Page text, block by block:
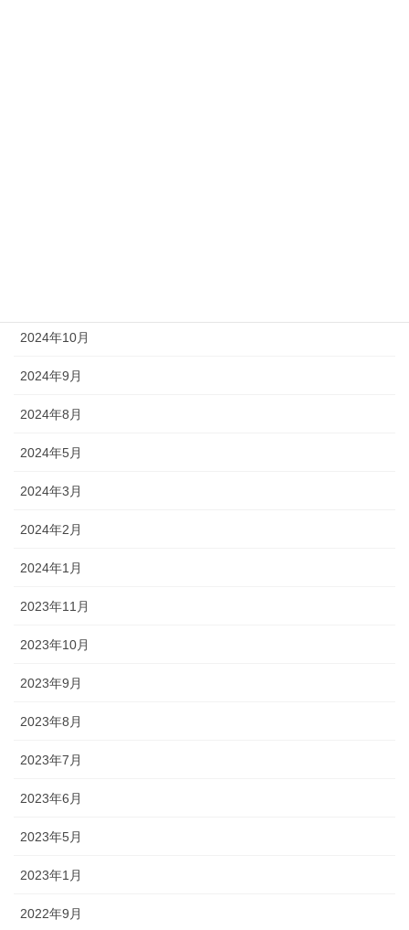
2024年10月
2024年9月
2024年8月
2024年5月
2024年3月
2024年2月
2024年1月
2023年11月
2023年10月
2023年9月
2023年8月
2023年7月
2023年6月
2023年5月
2023年1月
2022年9月